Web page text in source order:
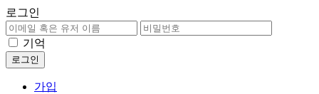
로그인
기억
가입